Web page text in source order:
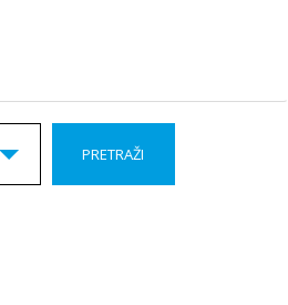
PRETRAŽI